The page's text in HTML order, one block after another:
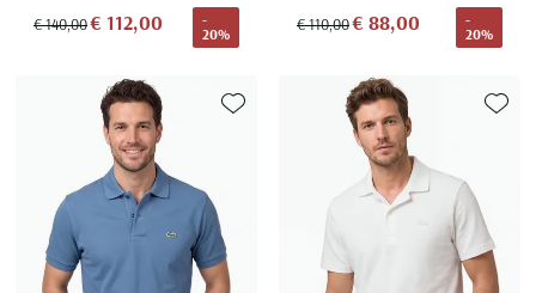
€ 140,00€ 112,00
-
20%
€ 110,00€ 88,00
-
20%
Toevoegen aan favorieten